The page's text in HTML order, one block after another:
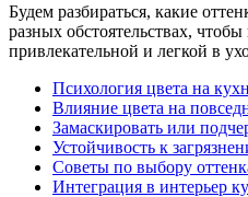
Будем разбираться, какие
разных обстоятельствах,
привлекательной и легкой в
Психология цвета на
Влияние цвета на
Замаскировать или
Устойчивость к
Советы по выбору
Интеграция в интерьер